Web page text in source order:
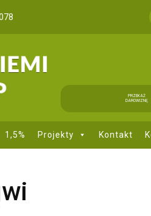
PRZEKAŻ
DAROWIZNĘ
1,5% Projekty Kontakt